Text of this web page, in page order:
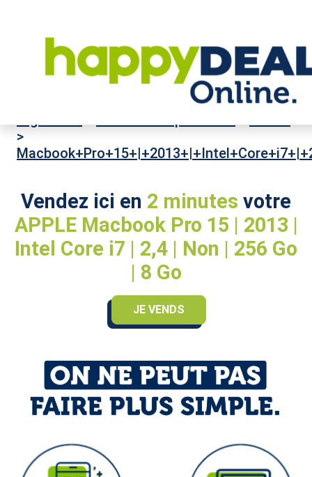
>
Vendez ici en 2 minutes votre
APPLE Macbook Pro 15 | 2013 |
Intel Core i7 | 2,4 | Non | 256 Go
| 8 Go
JE VENDS